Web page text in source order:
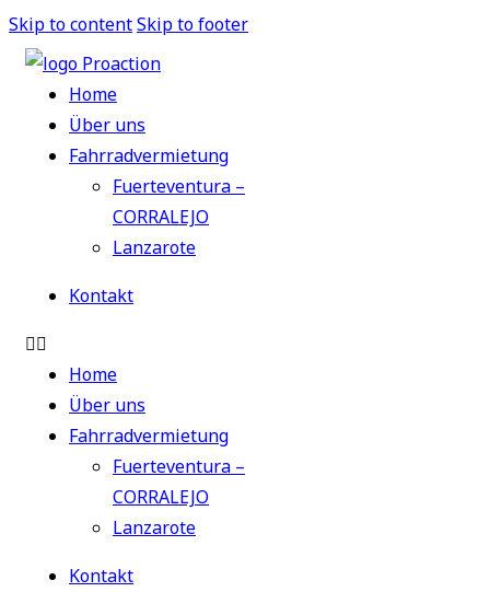
Skip to contentSkip to footer
Home
Über uns
Fahrradvermietung
Fuerteventura –
CORRALEJO
Lanzarote
Kontakt
Home
Über uns
Fahrradvermietung
Fuerteventura –
CORRALEJO
Lanzarote
Kontakt